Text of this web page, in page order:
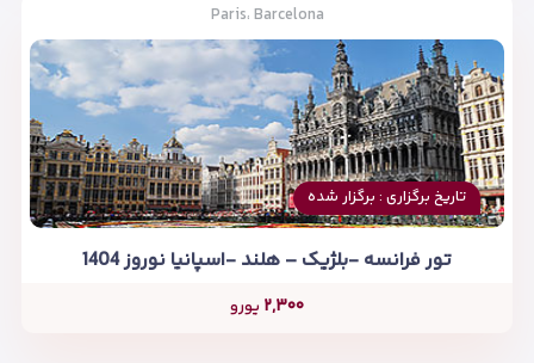
Paris، Barcelona
تاریخ برگزاری : برگزار شده
تور فرانسه -بلژیک – هلند -اسپانیا نوروز 1404
۲,۳۰۰ یورو